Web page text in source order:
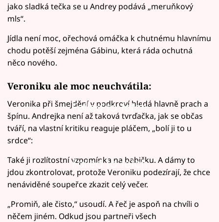
jako sladká tečka se u Andrey podává „meruňkový
mls“.
Jídla není moc, ořechová omáčka k chutnému hlavnímu
chodu potěší zejména Gábinu, která ráda ochutná
něco nového.
Veroniku ale moc neuchvátila:
Failed to fetch
Veronika při šmejdění v podkroví hledá hlavně prach a
špínu. Andrejka není až taková tvrďačka, jak se občas
tváří, na vlastní kritiku reaguje pláčem, „bolí ji to u
srdce“:
Failed to fetch
Také ji rozlítostní vzpomínka na babičku. A dámy to
jdou zkontrolovat, protože Veroniku podezírají, že chce
nenáviděné soupeřce zkazit celý večer.
„Promiň, ale čisto,“ usoudí. A řeč je aspoň na chvíli o
něčem jiném. Odkud jsou partneři všech